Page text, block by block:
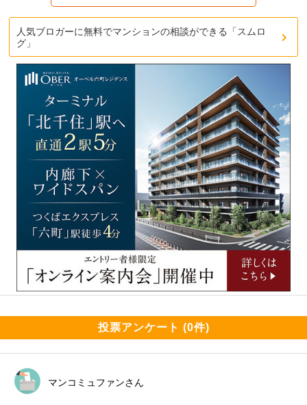
人気ブロガーに無料でマンションの相談ができる「スムロ
グ」
投票アンケート (0件)
マンコミュファンさん